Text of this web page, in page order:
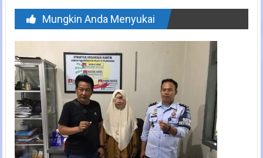
Mungkin Anda Menyukai